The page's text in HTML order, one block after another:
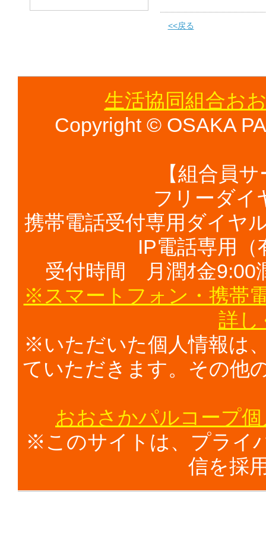
<<戻る
生活協同組合お
Copyright © OSAKA
【組合員
フリーダイ
携帯電話受付専用ダイヤ
IP電話専用（
受付時間 月潤ｵ金9:00
※スマートフォン・携帯
詳し
※いただいた個人情報は
ていただきます。その他
おおさかパルコープ
※このサイトは、プライ
信を採